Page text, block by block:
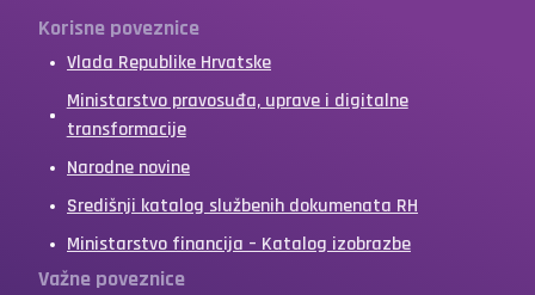
Korisne poveznice
Vlada Republike Hrvatske
Ministarstvo pravosuđa, uprave i digitalne
transformacije
Narodne novine
Središnji katalog službenih dokumenata RH
Ministarstvo financija – Katalog izobrazbe
Važne poveznice